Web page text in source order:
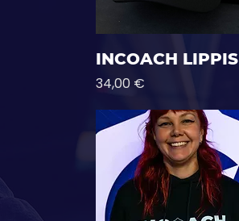
INCOACH LIPPIS
Hinta
34,00 €